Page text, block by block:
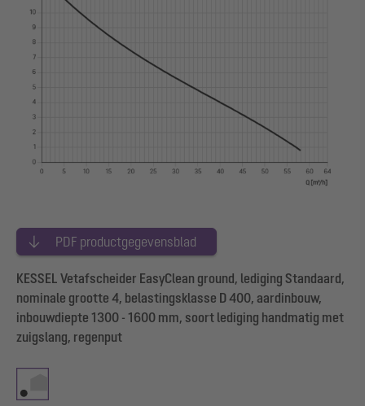
PDF productgegevensblad
KESSEL Vetafscheider EasyClean ground, lediging Standaard,
nominale grootte 4, belastingsklasse D 400, aardinbouw,
inbouwdiepte 1300 - 1600 mm, soort lediging handmatig met
zuigslang, regenput